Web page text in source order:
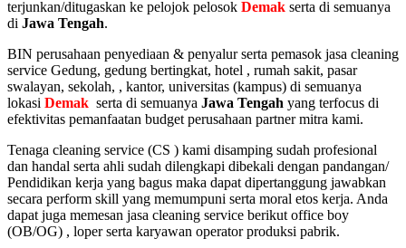
terjunkan/ditugaskan ke pelojok pelosok Demak serta di semuanya
di Jawa Tengah.
BIN perusahaan penyediaan & penyalur serta pemasok jasa cleaning
service Gedung, gedung bertingkat, hotel , rumah sakit, pasar
swalayan, sekolah, , kantor, universitas (kampus) di semuanya
lokasi Demak serta di semuanya Jawa Tengah yang terfocus di
efektivitas pemanfaatan budget perusahaan partner mitra kami.
Tenaga cleaning service (CS ) kami disamping sudah profesional
dan handal serta ahli sudah dilengkapi dibekali dengan pandangan/
Pendidikan kerja yang bagus maka dapat dipertanggung jawabkan
secara perform skill yang memumpuni serta moral etos kerja. Anda
dapat juga memesan jasa cleaning service berikut office boy
(OB/OG) , loper serta karyawan operator produksi pabrik.